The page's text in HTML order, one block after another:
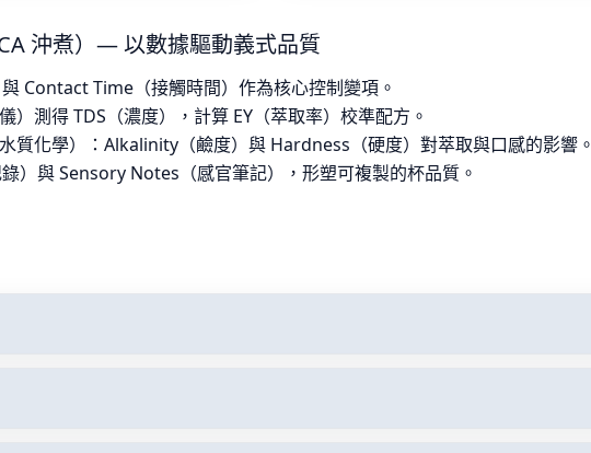
沖煮）— 以數據驅動義式品質
Contact Time（接觸時間）作為核心控制變項。
測得 TDS（濃度），計算 EY（萃取率）校準配方。
質化學）：Alkalinity（鹼度）與 Hardness（硬度）對萃取與口感的影響。
）與 Sensory Notes（感官筆記），形塑可複製的杯品質。